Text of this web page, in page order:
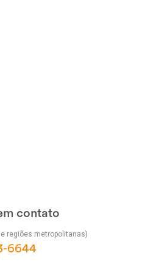
contato
regiões metropolitanas)
6644